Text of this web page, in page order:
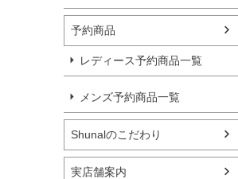
予約商品
レディース予約商品一覧
メンズ予約商品一覧
Shunalのこだわり
実店舗案内